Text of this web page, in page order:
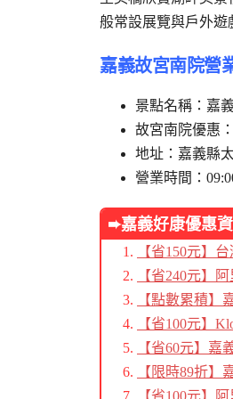
般常設展覽與戶外遊
嘉義故宮南院營
景點名稱：嘉
故宮南院優惠：
地址：嘉義縣
營業時間：
➨嘉義好康優惠
【省150元】
【省240元】
【點數累積】
【省100元】
【省60元】
【限時89折】
【省100元】